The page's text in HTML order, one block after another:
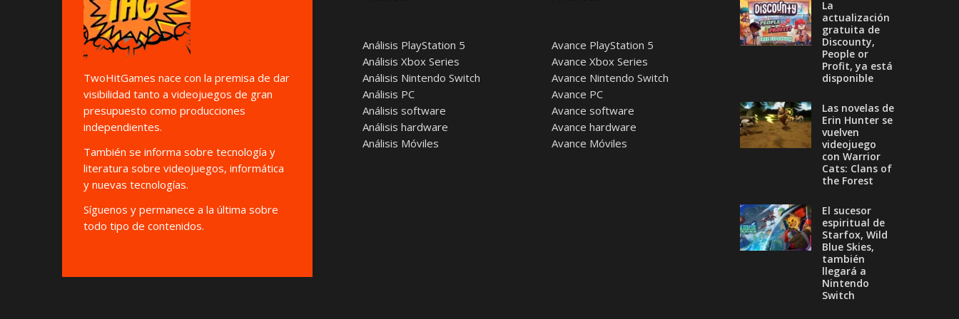
TwoHitGames nace con la premisa de dar
visibilidad tanto a videojuegos de gran
presupuesto como producciones
independientes.
También se informa sobre tecnología y
literatura sobre videojuegos, informática
y nuevas tecnologías.
Síguenos y permanece a la última sobre
todo tipo de contenidos.
Análisis PlayStation 5
Análisis Xbox Series
Análisis Nintendo Switch
Análisis PC
Análisis software
Análisis hardware
Análisis Móviles
Avance PlayStation 5
Avance Xbox Series
Avance Nintendo Switch
Avance PC
Avance software
Avance hardware
Avance Móviles
La
actualización
gratuita de
Discounty,
People or
Profit, ya está
disponible
Las novelas de
Erin Hunter se
vuelven
videojuego
con Warrior
Cats: Clans of
the Forest
El sucesor
espiritual de
Starfox, Wild
Blue Skies,
también
llegará a
Nintendo
Switch